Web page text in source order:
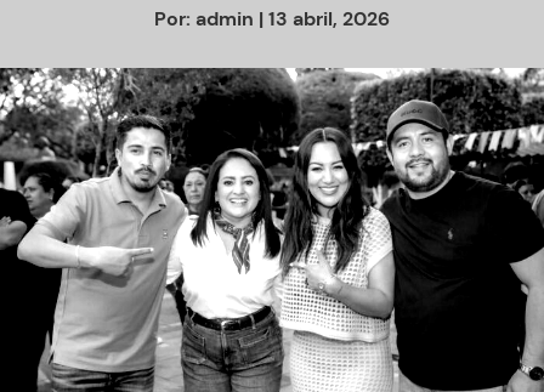
Por: admin | 13 abril, 2026